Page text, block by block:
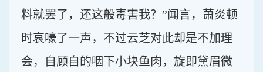
料就罢了，还这般毒害我？”闻言，萧炎顿
时哀嚎了一声，不过云芝对此却是不加理
会，自顾自的咽下小块鱼肉，旋即黛眉微